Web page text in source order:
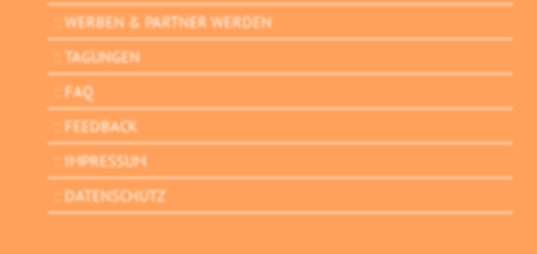
WERBEN & PARTNER WERDEN
TAGUNGEN
FAQ
FEEDBACK
IMPRESSUM
DATENSCHUTZ